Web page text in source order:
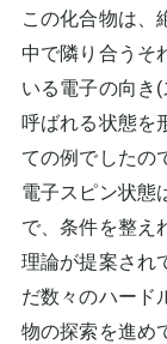
この化合物は、
中で隣り合うそ
いる電子の向き
呼ばれる状態を
ての例でしたの
電子スピン状態
で、条件を整え
理論が提案され
だ数々のハード
物の探索を進め